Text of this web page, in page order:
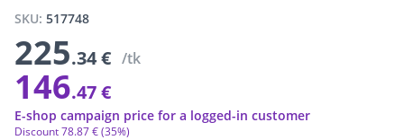
SKU: 517748
225.34 € /tk
146.47 €
Discount78.87 €(35%)
E-shop campaign price for a logged-in customer